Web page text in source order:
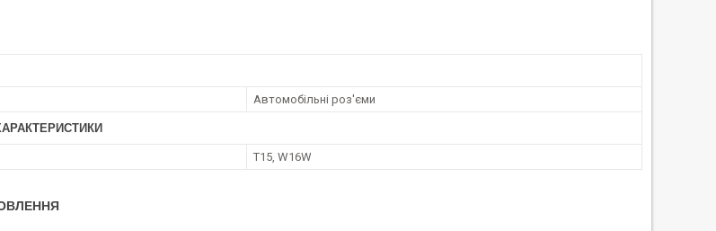
Автомобільні роз'єми
T15, W16W